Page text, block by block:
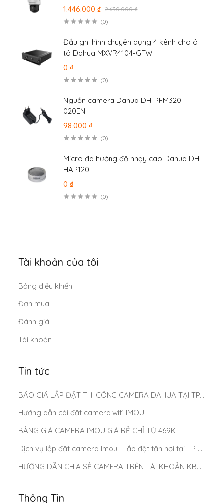
2SE2C200MWG-E/12
1.446.000 ₫ 2.630.000 ₫
(0)
Đầu ghi hình chuyên dụng 4 kênh cho ô
tô Dahua MXVR4104-GFWI
0 ₫
(0)
Nguồn camera Dahua DH-PFM320-
020EN
98.000 ₫
(0)
Micro đa hướng độ nhạy cao Dahua DH-
HAP120
0 ₫
(0)
Tài khoản của tôi
Bảng điều khiển
Đơn mua
Đánh giá
Tài khoản
Tin tức
BÁO GIÁ LẮP ĐẶT THI CÔNG CAMERA DAHUA TẠI TP.HCM MỚI NHẤT 2025
Hướng dẫn cài đặt camera wifi IMOU
BẢNG GIÁ CAMERA IMOU GIÁ RẺ CHỈ TỪ 469K
Dịch vụ lắp đặt camera Imou – lắp đặt tận nơi tại TP Hồ Chí Minh
HƯỚNG DẪN CHIA SẺ CAMERA TRÊN TÀI KHOẢN KBONE
Thông Tin